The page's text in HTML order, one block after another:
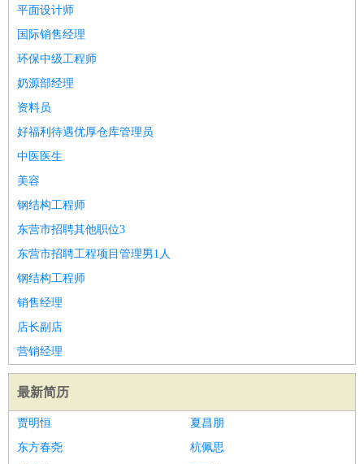
平面设计师
国际销售经理
环保中级工程师
奶源部经理
资料员
好福利待遇优厚仓库管理员
中医医生
美容
钢结构工程师
东营市招聘其他职位3
东营市招聘工程项目管理男1人
钢结构工程师
销售经理
店长副店
营销经理
最新简历
贾明恒
夏昌朋
东方春尧
杭佩思